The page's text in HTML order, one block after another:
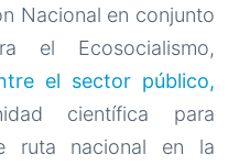
Nacional en conjunto
el Ecosocialismo,
el sector público,
científica para
ruta nacional en la